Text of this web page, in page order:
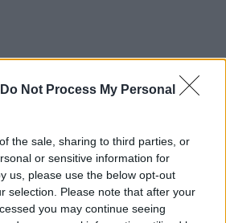
Do Not Process My Personal
the sale, sharing to third parties, or
or sensitive information for
us, please use the below opt-out
selection. Please note that after your
you may continue seeing